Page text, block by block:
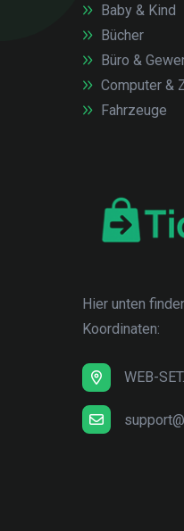
Baby & Kind
Bücher
Büro &
Computer &
Fahrzeuge
Hier unten
Koordinaten:
WEB-